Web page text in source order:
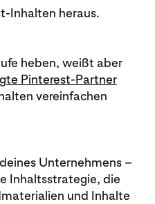
Inhalten heraus.
heben, weißt aber
Pinterest-Partner
vereinfachen
Unternehmens –
Inhaltsstrategie, die
und Inhalte